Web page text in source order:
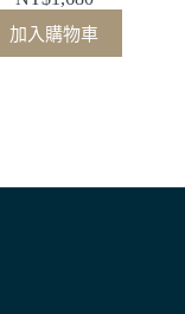
加入購物車